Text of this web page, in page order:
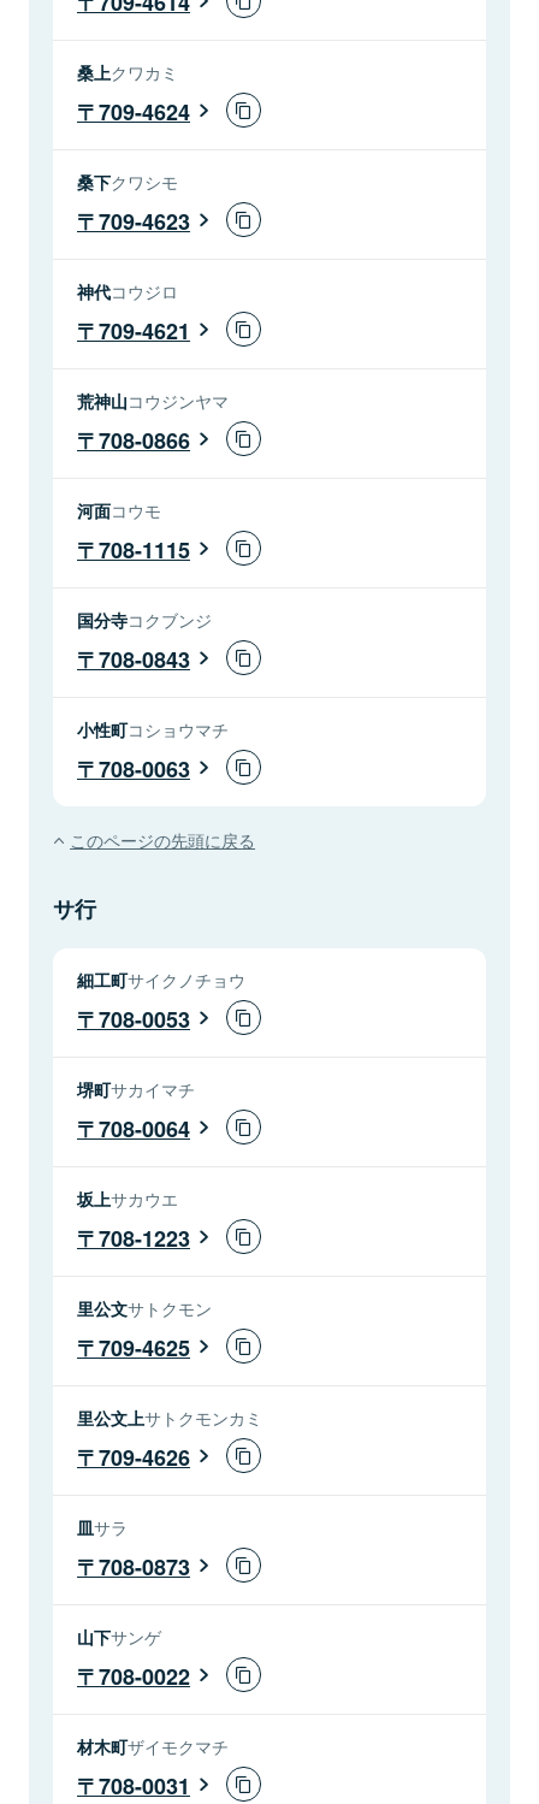
桑上クワカミ
709-4624
桑下クワシモ
709-4623
神代コウジロ
709-4621
荒神山コウジンヤマ
708-0866
河面コウモ
708-1115
国分寺コクブンジ
708-0843
小性町コショウマチ
708-0063
このページの先頭に戻る
サ行
細工町サイクノチョウ
708-0053
堺町サカイマチ
708-0064
坂上サカウエ
708-1223
里公文サトクモン
709-4625
里公文上サトクモンカミ
709-4626
皿サラ
708-0873
山下サンゲ
708-0022
材木町ザイモクマチ
708-0031